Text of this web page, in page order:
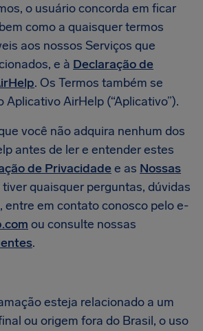
o usuário concorda em ficar
como a quaisquer termos
aos nossos Serviços que
e à Declaração de
. Os Termos também se
Aplicativo AirHelp (“Aplicativo”).
você não adquira nenhum dos
antes de ler e entender estes
de Privacidadee as Nossas
tiver quaisquer perguntas, dúvidas
entre em contato conosco pelo e-
ou consulte nossas
.
esteja relacionado a um
ou origem fora do Brasil, o uso